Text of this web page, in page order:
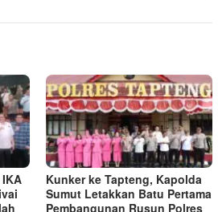
Kunker ke Tapteng, Kapolda
Sumut Letakkan Batu Pertama
Pembangunan Rusun Polres